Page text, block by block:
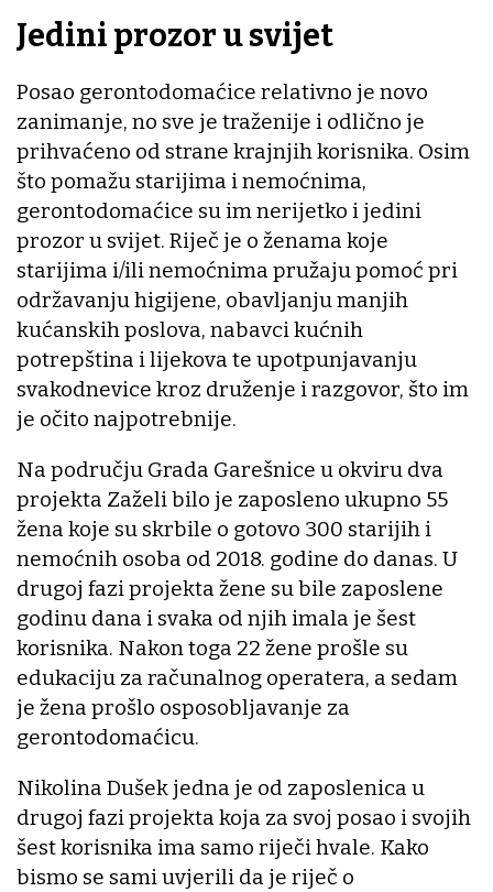
Jedini prozor u svijet
Posao gerontodomaćice relativno je novo
zanimanje, no sve je traženije i odlično je
prihvaćeno od strane krajnjih korisnika. Osim
što pomažu starijima i nemoćnima,
gerontodomaćice su im nerijetko i jedini
prozor u svijet. Riječ je o ženama koje
starijima i/ili nemoćnima pružaju pomoć pri
održavanju higijene, obavljanju manjih
kućanskih poslova, nabavci kućnih
potrepština i lijekova te upotpunjavanju
svakodnevice kroz druženje i razgovor, što im
je očito najpotrebnije.
Na području Grada Garešnice u okviru dva
projekta Zaželi bilo je zaposleno ukupno 55
žena koje su skrbile o gotovo 300 starijih i
nemoćnih osoba od 2018. godine do danas. U
drugoj fazi projekta žene su bile zaposlene
godinu dana i svaka od njih imala je šest
korisnika. Nakon toga 22 žene prošle su
edukaciju za računalnog operatera, a sedam
je žena prošlo osposobljavanje za
gerontodomaćicu.
Nikolina Dušek jedna je od zaposlenica u
drugoj fazi projekta koja za svoj posao i svojih
šest korisnika ima samo riječi hvale. Kako
bismo se sami uvjerili da je riječ o